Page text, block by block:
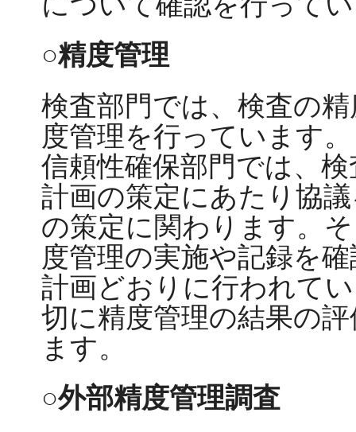
○精度管理
検査部門では、検査の
度管理を行っています。
信頼性確保部門では、
計画の策定にあたり協
の策定に関わります。
度管理の実施や記録を
計画どおりに行われて
切に精度管理の結果の
ます。
○外部精度管理調査